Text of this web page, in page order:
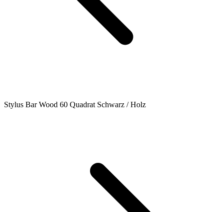
Stylus Bar Wood 60 Quadrat Schwarz / Holz